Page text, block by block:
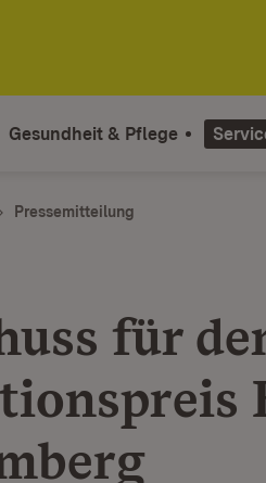
Gesundheit & Pflege
Pressemitteilung
für